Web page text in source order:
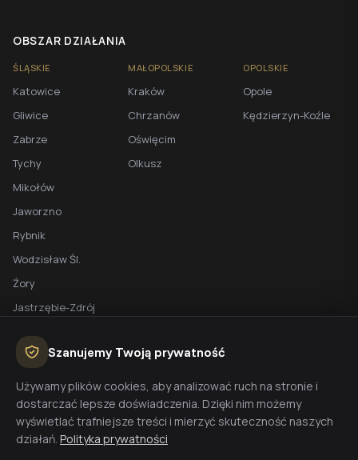
OBSZAR DZIAŁANIA
ŚLĄSKIE
Katowice
Gliwice
Zabrze
Tychy
Mikołów
Jaworzno
Rybnik
Wodzisław Śl.
Żory
Jastrzębie-Zdrój
MAŁOPOLSKIE
Kraków
Chrzanów
Oświęcim
Olkusz
OPOLSKIE
Opole
Kędzierzyn-Koźle
BEZPŁATNA WYCENA
Planujesz budowę domu? Skontaktuj się z nami - przygotujemy
wycenę w 48h.
Szanujemy Twoją prywatność
Używamy plików cookies, aby analizować ruch na stronie i
dostarczać lepsze doświadczenia. Dzięki nim możemy
wyświetlać trafniejsze treści i mierzyć skuteczność naszych
działań. Polityka prywatności